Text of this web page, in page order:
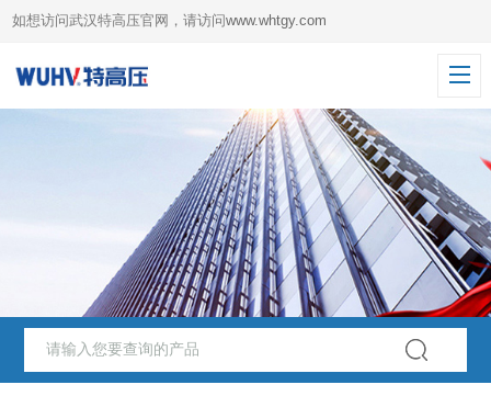
如想访问武汉特高压官网，请访问www.whtgy.com